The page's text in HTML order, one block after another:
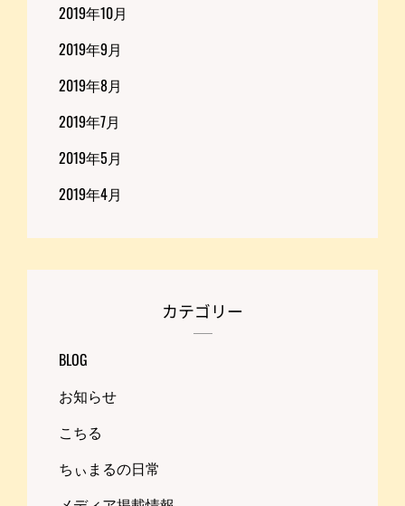
2019年10月
2019年9月
2019年8月
2019年7月
2019年5月
2019年4月
カテゴリー
BLOG
お知らせ
こちる
ちぃまるの日常